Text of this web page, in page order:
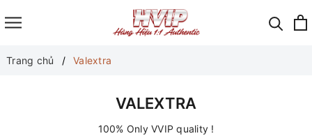
Trang chủ Valextra
VALEXTRA
100% Only VVIP quality !